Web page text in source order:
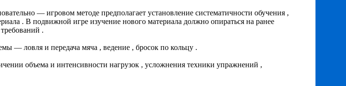
— игровом методе предполагает установление систематичности обучения ,
. В подвижной игре изучение нового материала должно опираться на ранее
.
— ловля и передача мяча , ведение , бросок по кольцу .
объема и интенсивности нагрузок , усложнения техники упражнений ,